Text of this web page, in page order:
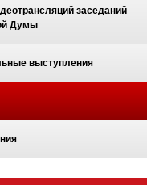
заседаний
Думы
выступления